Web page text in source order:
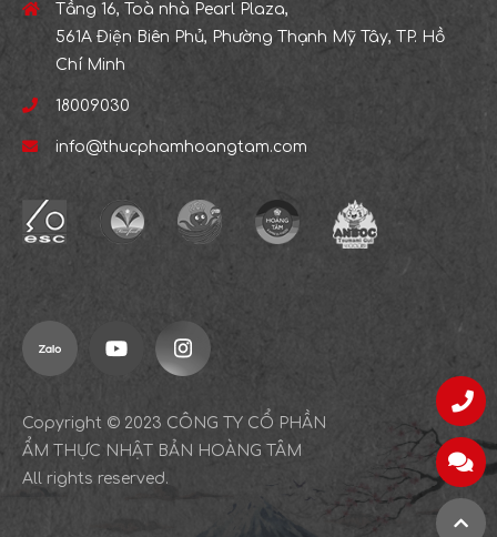
Tầng 16, Toà nhà Pearl Plaza,
561A Điện Biên Phủ, Phường Thạnh Mỹ Tây, TP. Hồ
Chí Minh
18009030
info@thucphamhoangtam.com
Copyright © 2023 CÔNG TY CỔ PHẦN
ẨM THỰC NHẬT BẢN HOÀNG TÂM
All rights reserved.
Chat với
Chat Messenger
Đi lên